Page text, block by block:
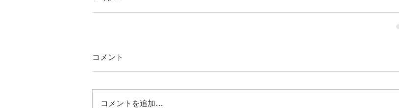
コメント
コメントを追加…